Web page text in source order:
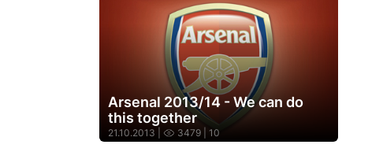
Arsenal 2013/14 - We can do
this together
21.10.2013 | 3479 | 10